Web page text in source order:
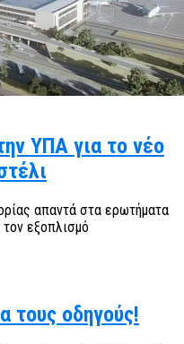
ΥΠΑ για το νέο
απαντά στα ερωτήματα
εξοπλισμό
τους οδηγούς!